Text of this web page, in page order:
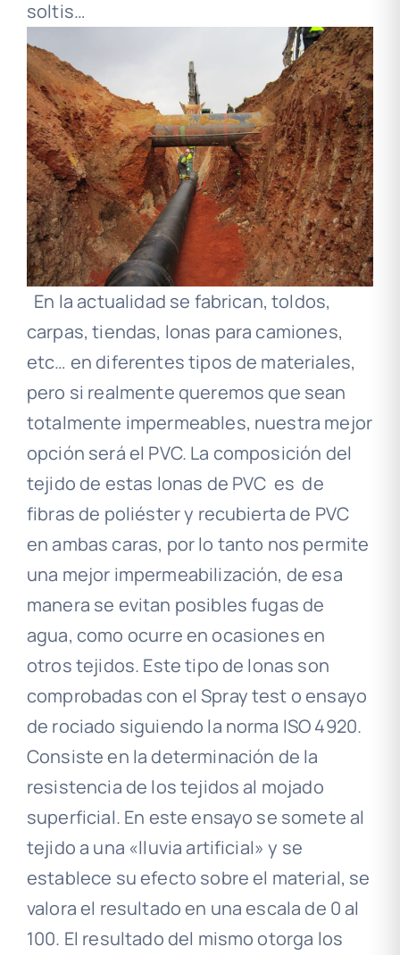
soltis…
En la actualidad se fabrican, toldos,
carpas, tiendas, lonas para camiones,
etc… en diferentes tipos de materiales,
pero si realmente queremos que sean
totalmente impermeables, nuestra mejor
opción será el PVC. La composición del
tejido de estas lonas de PVC es de
fibras de poliéster y recubierta de PVC
en ambas caras, por lo tanto nos permite
una mejor impermeabilización, de esa
manera se evitan posibles fugas de
agua, como ocurre en ocasiones en
otros tejidos. Este tipo de lonas son
comprobadas con el Spray test o ensayo
de rociado siguiendo la norma ISO 4920.
Consiste en la determinación de la
resistencia de los tejidos al mojado
superficial. En este ensayo se somete al
tejido a una «lluvia artificial» y se
establece su efecto sobre el material, se
valora el resultado en una escala de 0 al
100. El resultado del mismo otorga los